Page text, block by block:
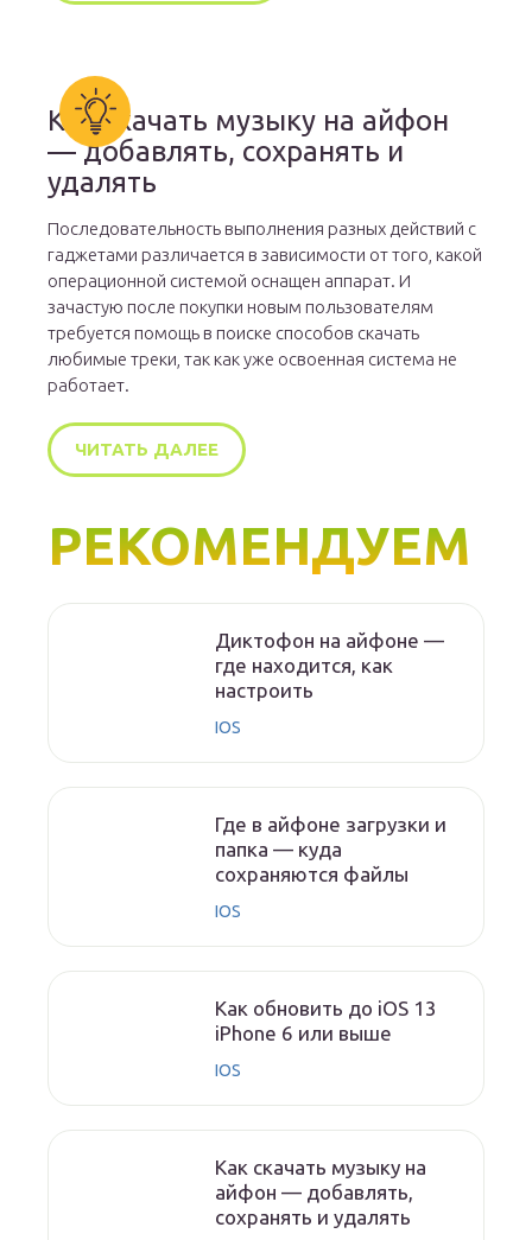
Как скачать музыку на айфон
— добавлять, сохранять и
удалять
Последовательность выполнения разных действий с
гаджетами различается в зависимости от того, какой
операционной системой оснащен аппарат. И
зачастую после покупки новым пользователям
требуется помощь в поиске способов скачать
любимые треки, так как уже освоенная система не
работает.
ЧИТАТЬ ДАЛЕЕ
РЕКОМЕНДУЕМ
Диктофон на айфоне —
где находится, как
настроить
IOS
Где в айфоне загрузки и
папка — куда
сохраняются файлы
IOS
Как обновить до iOS 13
iPhone 6 или выше
IOS
Как скачать музыку на
айфон — добавлять,
сохранять и удалять